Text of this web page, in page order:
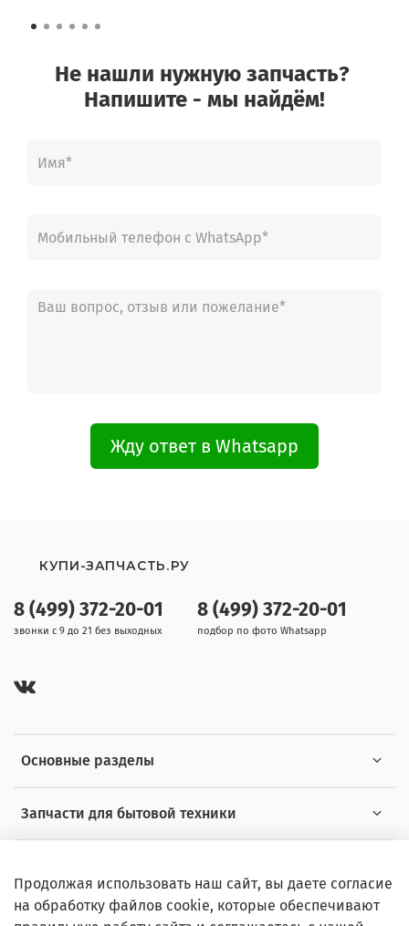
Не нашли нужную запчасть?
Напишите - мы найдём!
Жду ответ в Whatsapp
Основные разделы
Запчасти для бытовой техники
8 (499) 372-20-01
звонки с 9 до 21 без выходных
8 (499) 372-20-01
подбор по фото Whatsapp
КУПИ-ЗАПЧАСТЬ.РУ
Продолжая использовать наш сайт, вы даете согласие
на обработку файлов cookie, которые обеспечивают